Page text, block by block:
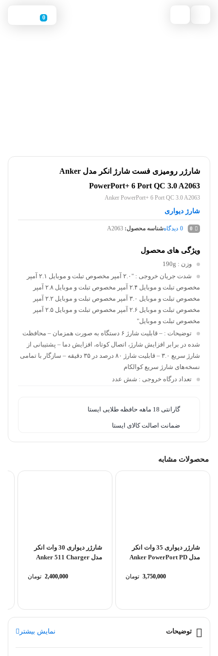
0
شارژر رومیزی فست شارژ انکر مدل Anker
PowerPort+ 6 Port QC 3.0 A2063
Anker PowerPort+ 6 Port QC 3.0 A2063
شارژ دیواری
0
0 دیدگاهشناسه محصول: A2063
ویژگی های محصول
وزن : 190g
شدت جریان خروجی
: "۲.۰ آمپر مخصوص تبلت و موبایل ۲.۱ آمپر
مخصوص تبلت و موبایل ۲.۴ آمپر مخصوص تبلت و موبایل ۲.۸ آمپر
مخصوص تبلت و موبایل ۳.۰ آمپر مخصوص تبلت و موبایل ۲.۲ آمپر
مخصوص تبلت و موبایل ۲.۶ آمپر مخصوص تبلت و موبایل ۲.۵ آمپر
مخصوص تبلت و موبایل"
توضیحات
: – قابلیت شارژ ۶ دستگاه به صورت همزمان – محافظت
شده در برابر افزایش شارژ، اتصال کوتاه، افزایش دما – پشتیبانی از
شارژ سریع ۳.۰ – قابلیت شارژ ۸۰ درصد در ۳۵ دقیقه – سازگار با تمامی
نسخه‌های شارژ سریع کوالکام
تعداد درگاه خروجی : شش عدد
گارانتی 18 ماهه حافظه طلایی ایستا
ضمانت اصالت کالای ایستا
محصولات مشابه
شارژر دیواری 35 وات انکر
مدل Anker PowerPort PD
3,750,000 تومان
شارژر دیواری 30 وات انکر
مدل Anker 511 Charger
2,400,000 تومان
توضیحات نمایش بیشتر